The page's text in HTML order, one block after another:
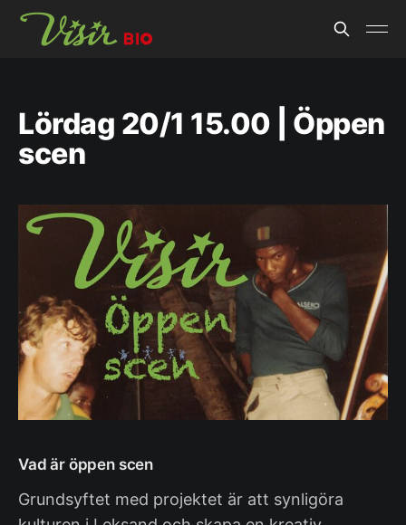
Lördag 20/1 15.00 | Öppen
scen
Vad är öppen scen
Grundsyftet med projektet är att synligöra